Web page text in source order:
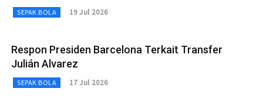
SEPAK BOLA 19 Jul 2026
Respon Presiden Barcelona Terkait Transfer
Julián Alvarez
SEPAK BOLA 17 Jul 2026